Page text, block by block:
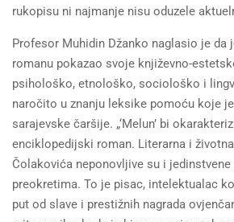
rukopisu ni najmanje nisu oduzele
Profesor Muhidin Džanko naglasio je da
romanu pokazao svoje književno-
psihološko, etnološko, sociološko i
naročito u znanju leksike pomoću koje
sarajevske čaršije. „‘Melun’ bi
enciklopedijski roman. Literarna i
Čolakovića neponovljive su i
preokretima. To je pisac, intelektualac
put od slave i prestižnih nagrada